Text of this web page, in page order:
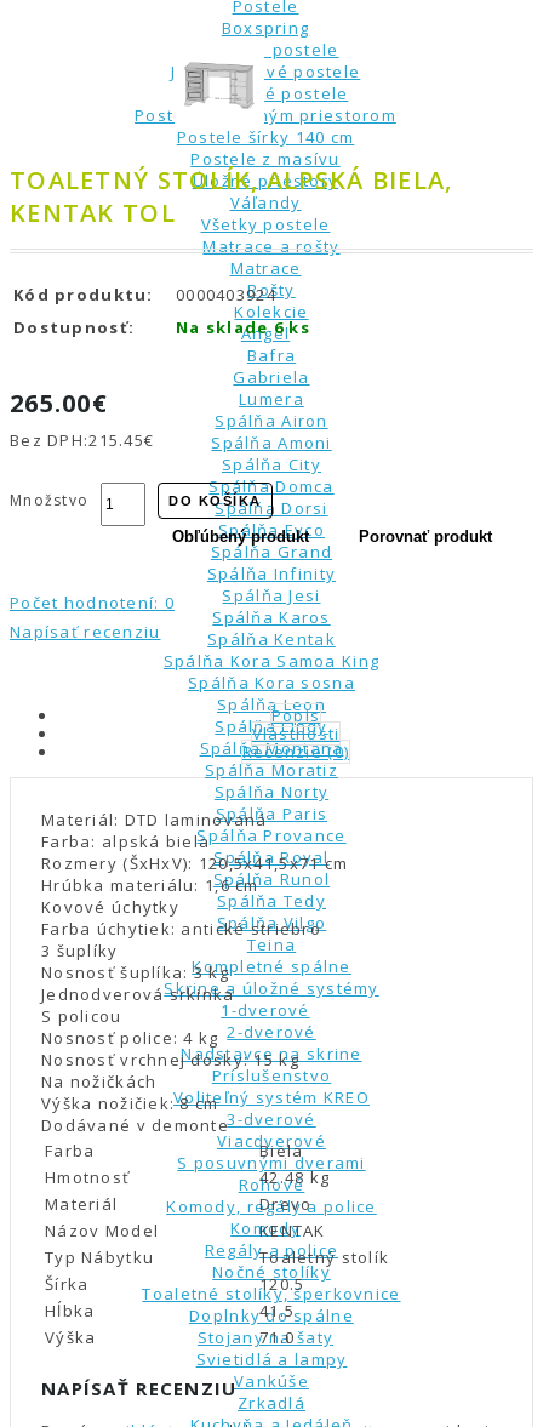
Postele
Boxspring
Drevené postele
Jednolôžkové postele
Manželské postele
Postele s úložným priestorom
Postele šírky 140 cm
Postele z masívu
Úložné priestory
Váľandy
Všetky postele
Matrace a rošty
Matrace
Rošty
Kolekcie
Angel
Bafra
Gabriela
Lumera
Spálňa Airon
Spálňa Amoni
Spálňa City
Spálňa Domca
Spálňa Dorsi
Spálňa Eyco
Spálňa Grand
Spálňa Infinity
Spálňa Jesi
Spálňa Karos
Spálňa Kentak
Spálňa Kora Samoa King
Spálňa Kora sosna
Spálňa Leon
Spálňa Lindy
Spálňa Montana
Spálňa Moratiz
Spálňa Norty
Spálňa Paris
Spálňa Provance
Spálňa Royal
Spálňa Runol
Spálňa Tedy
Spálňa Vilgo
Teina
Kompletné spálne
Skrine a úložné systémy
1-dverové
2-dverové
Nadstavce na skrine
Príslušenstvo
Voliteľný systém KREO
3-dverové
Viacdverové
S posuvnými dverami
Rohové
Komody, regály a police
Komody
Regály a police
Nočné stolíky
Toaletné stolíky, šperkovnice
Doplnky do spálne
Stojany na šaty
Svietidlá a lampy
Vankúše
Zrkadlá
TOALETNÝ STOLÍK, ALPSKÁ BIELA,
KENTAK TOL
Kód produktu:
0000403924
Dostupnosť:
Na sklade 6 ks
265.00€
Bez DPH:215.45€
Množstvo DO KOŠÍKA
Obľúbený produkt Porovnať produkt
Počet hodnotení: 0
Napísať recenziu
Popis
Vlastnosti
Recenzie (0)
Materiál: DTD laminovaná
Farba: alpská biela
Rozmery (ŠxHxV): 120,5x41,5x71 cm
Hrúbka materiálu: 1,6 cm
Kovové úchytky
Farba úchytiek: antické striebro
3 šuplíky
Nosnosť šuplíka: 3 kg
Jednodverová srkinka
S policou
Nosnosť police: 4 kg
Nosnosť vrchnej dosky: 15 kg
Na nožičkách
Výška nožičiek: 8 cm
Dodávané v demonte
Farba
Biela
Hmotnosť
42.48 kg
Materiál
Drevo
Názov Model
KENTAK
Typ Nábytku
Toaletný stolík
Šírka
120.5
Hĺbka
41.5
Výška
71.0
NAPÍSAŤ RECENZIU